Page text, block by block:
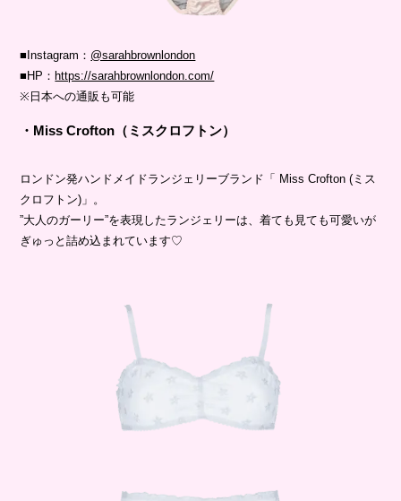
■Instagram： @sarahbrownlondon
■HP： https://sarahbrownlondon.com/
※日本への通販も可能
・Miss Crofton（ミスクロフトン）
ロンドン発ハンドメイドランジェリーブランド「 Miss Crofton (ミス
クロフトン)」。
”大人のガーリー”を表現したランジェリーは、着ても見ても可愛いが
ぎゅっと詰め込まれています♡